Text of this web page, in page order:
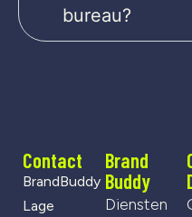
bureau?
Contact
BrandBuddy
Lage
Brand
Buddy
Diensten